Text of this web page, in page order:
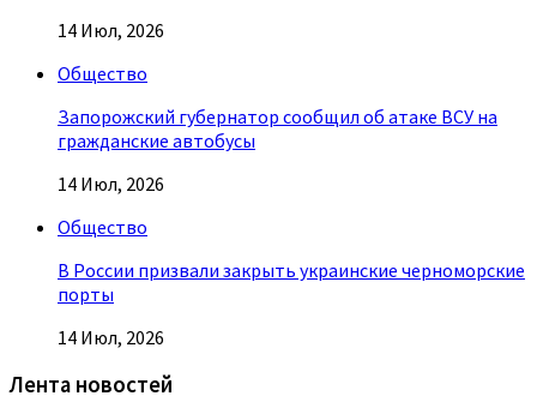
14 Июл, 2026
Общество
Запорожский губернатор сообщил об атаке ВСУ на
гражданские автобусы
14 Июл, 2026
Общество
В России призвали закрыть украинские черноморские
порты
14 Июл, 2026
Лента новостей